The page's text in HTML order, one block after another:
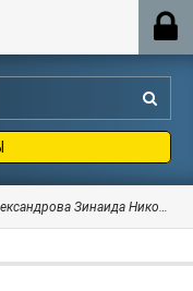
Зинаида Николаевна